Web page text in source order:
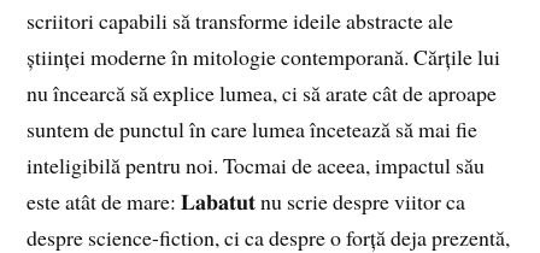
scriitori capabili să transforme ideile abstracte ale
științei moderne în mitologie contemporană. Cărțile lui
nu încearcă să explice lumea, ci să arate cât de aproape
suntem de punctul în care lumea încetează să mai fie
inteligibilă pentru noi. Tocmai de aceea, impactul său
este atât de mare: 𝐋𝐚𝐛𝐚𝐭𝐮𝐭 nu scrie despre viitor ca
despre science-fiction, ci ca despre o forță deja prezentă,